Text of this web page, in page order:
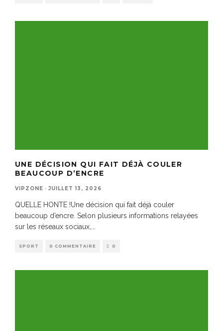
UNE DÉCISION QUI FAIT DÉJÀ COULER
BEAUCOUP D’ENCRE
VIPZONE · JUILLET 13, 2026
QUELLE HONTE !Une décision qui fait déjà couler
beaucoup d’encre. Selon plusieurs informations relayées
sur les réseaux sociaux,...
SPORT 0 COMMENTAIRE 0